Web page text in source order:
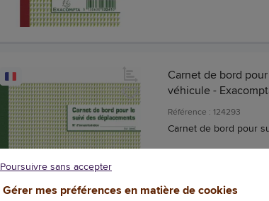
Carnet de bord
véhicule -
Référence : 124293
Carnet de bord pour
Gérer mes préférences en matière de cookies
Poursuivre sans accepter